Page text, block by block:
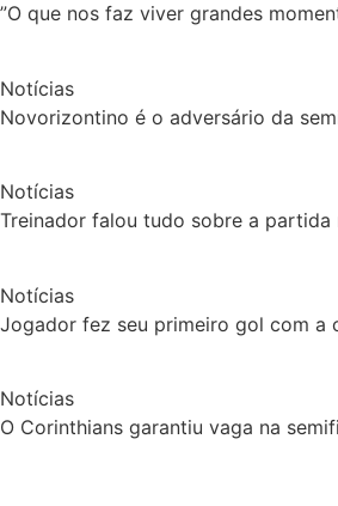
”O que nos faz viver grandes
Notícias
Novorizontino é o adversário da
Notícias
Treinador falou tudo sobre a partida
Notícias
Jogador fez seu primeiro gol com a
Notícias
O Corinthians garantiu vaga na